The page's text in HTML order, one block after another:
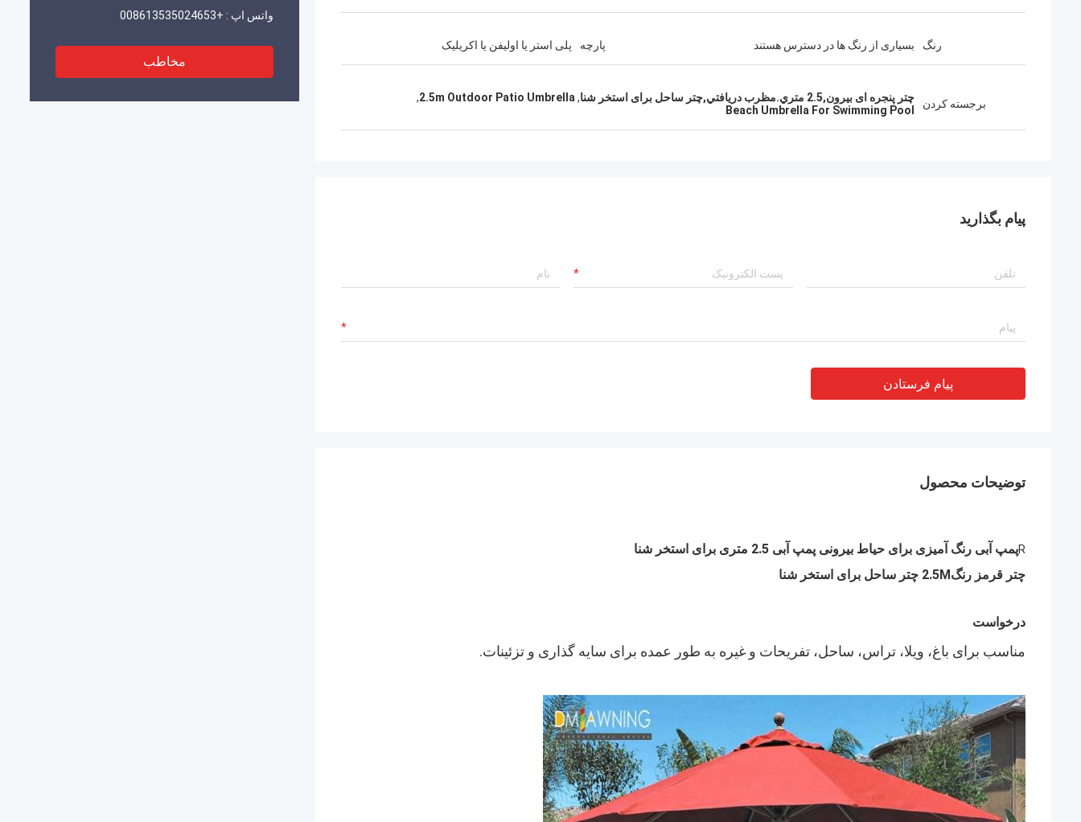
واتس اپ : +008613535024653
مخاطب
رنگ بسیاری از رنگ ها در دسترس هستند پارچه پلی استر یا اولیفن یا اکریلیک
برجسته کردن چتر پنجره ای بیرون,2.5 متري.مظرب دريافتي,چتر ساحل برای استخر شنا ,
2.5m Outdoor Patio Umbrella
,
Beach Umbrella For Swimming Pool
پیام بگذارید
پیام فرستادن
توضیحات محصول
Rپمپ آبی رنگ آمیزی برای حیاط بیرونی پمپ آبی 2.5 متری برای استخر شنا
چتر قرمز رنگ2.5M چتر ساحل برای استخر شنا
درخواست
مناسب برای باغ، ویلا، تراس، ساحل، تفریحات و غیره به طور عمده برای سایه گذاری و تزئینات.